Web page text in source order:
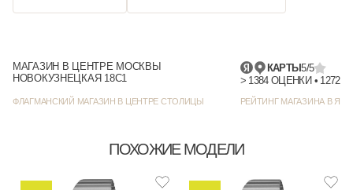
МАГАЗИН В ЦЕНТРЕ МОСКВЫ
НОВОКУЗНЕЦКАЯ 18С1
ФЛАГМАНСКИЙ МАГАЗИН В ЦЕНТРЕ СТОЛИЦЫ
КАРТЫ5/5
РЕЙТИНГ МАГАЗИНА В
ПОХОЖИЕ МОДЕЛИ